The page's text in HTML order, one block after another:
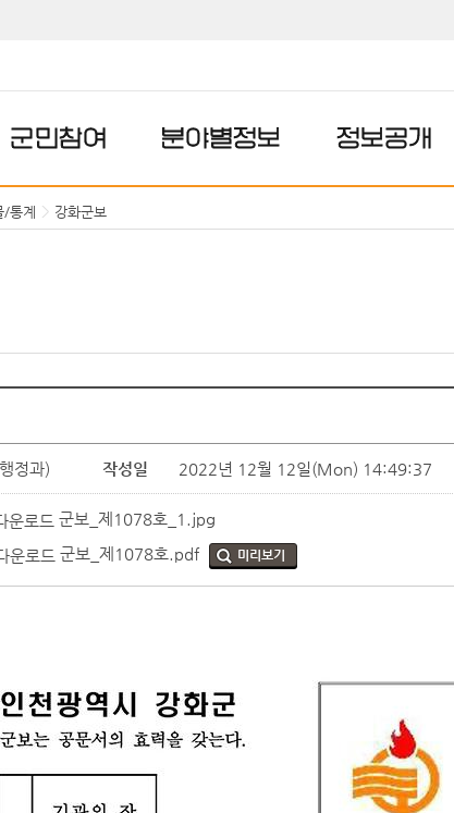
군민참여 분야별정보 정보공개
/통계 강화군보
정과) 작성일 2022년 12월 12일(Mon) 14:49:37
군보_제1078호_1.jpg
군보_제1078호.pdf
미리보기